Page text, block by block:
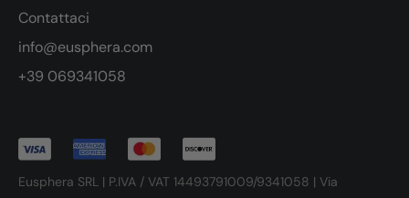
Contattaci
info@eusphera.com
+39 069341058
Eusphera SRL | P.IVA / VAT 14493791009/9341058 | Via